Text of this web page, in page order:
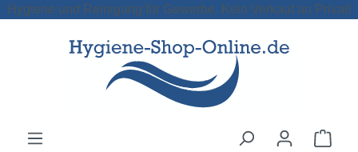
Zum Hauptinhalt springen
Hygiene und Reinigung für Gewerbe. Kein Verkauf an Privat!